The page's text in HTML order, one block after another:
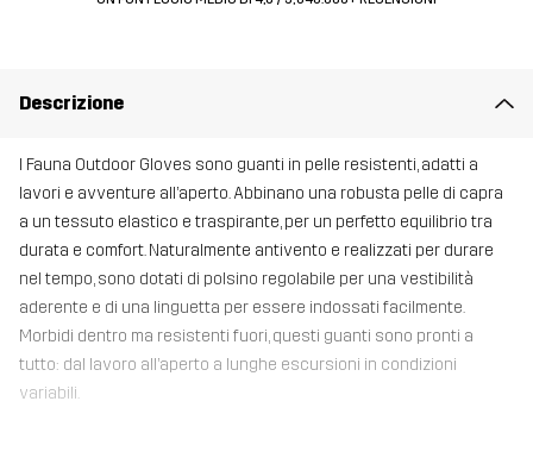
Descrizione
I Fauna Outdoor Gloves sono guanti in pelle resistenti, adatti a
lavori e avventure all’aperto. Abbinano una robusta pelle di capra
a un tessuto elastico e traspirante, per un perfetto equilibrio tra
durata e comfort. Naturalmente antivento e realizzati per durare
nel tempo, sono dotati di polsino regolabile per una vestibilità
aderente e di una linguetta per essere indossati facilmente.
Morbidi dentro ma resistenti fuori, questi guanti sono pronti a
tutto: dal lavoro all’aperto a lunghe escursioni in condizioni
variabili.